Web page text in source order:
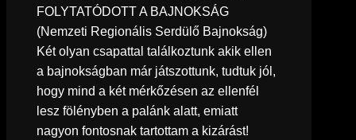
FOLYTATÓDOTT A BAJNOKSÁG
(Nemzeti Regionális Serdülő Bajnokság)
Két olyan csapattal találkoztunk akik ellen
a bajnokságban már játszottunk, tudtuk jól,
hogy mind a két mérkőzésen az ellenfél
lesz fölényben a palánk alatt, emiatt
nagyon fontosnak tartottam a kizárást!